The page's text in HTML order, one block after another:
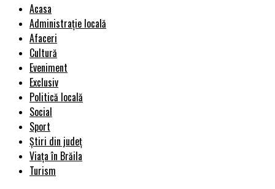
Acasa
Administrație locală
Afaceri
Cultură
Eveniment
Exclusiv
Politică locală
Social
Sport
Știri din județ
Viața în Brăila
Turism